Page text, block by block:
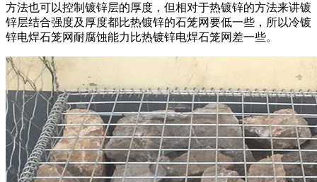
方法也可以控制镀锌层的厚度，但相对于热镀锌的方法来讲镀
锌层结合强度及厚度都比热镀锌的石笼网要低一些，所以冷镀
锌电焊石笼网耐腐蚀能力比热镀锌电焊石笼网差一些。